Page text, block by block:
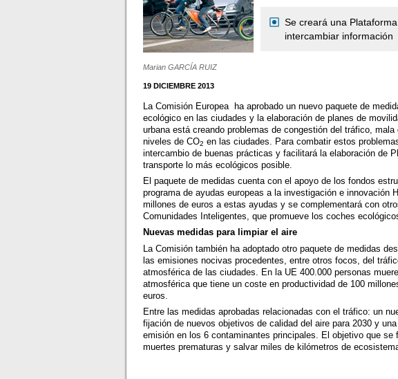
Se creará una
intercambiar información
Marian GARCÍA RUIZ
19 DICIEMBRE 2013
La Comisión Europea ha aprobado un nuevo paquete de
ecológico en las ciudades y la elaboración de planes de
urbana está creando problemas de congestión del tráfico,
niveles de CO2 en las ciudades. Para combatir estos
intercambio de buenas prácticas y facilitará la elaboración de
transporte lo más ecológicos posible.
El paquete de medidas cuenta con el apoyo de los fondos
programa de ayudas europeas a la investigación e innovación
millones de euros a estas ayudas y se complementará con
Comunidades Inteligentes, que promueve los coches
Nuevas medidas para limpiar el aire
La Comisión también ha adoptado otro paquete de medidas
las emisiones nocivas procedentes, entre otros focos, del
atmosférica de las ciudades. En la UE 400.000 personas
atmosférica que tiene un coste en productividad de 100
euros.
Entre las medidas aprobadas relacionadas con el tráfico: un
fijación de nuevos objetivos de calidad del aire para 2030 y
emisión en los 6 contaminantes principales. El objetivo que
muertes prematuras y salvar miles de kilómetros de